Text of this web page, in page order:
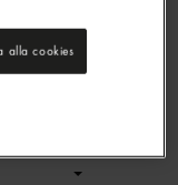
alla cookies